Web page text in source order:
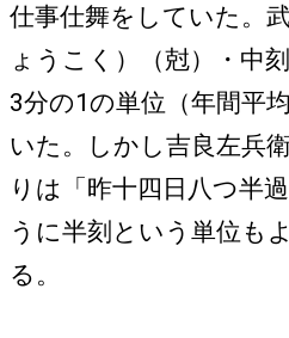
仕事仕舞をしていた。
ょうこく）（尅）・中
3分の1の単位（年間平
いた。しかし吉良左兵
りは「昨十四日八つ半
うに半刻という単位も
る。